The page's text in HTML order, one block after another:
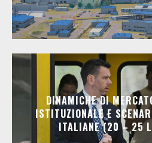
DINAMICHE DI
ISTITUZIONALE E
ITALIANE (20 – 25